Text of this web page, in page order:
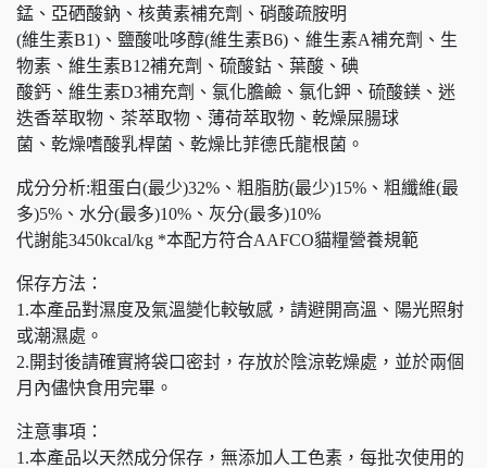
錳、亞硒酸鈉、核黄素補充劑、硝酸疏胺明
(維生素B1)、鹽酸吡哆醇(維生素B6)、維生素A補充劑、生
物素、維生素B12補充劑、硫酸鈷、葉酸、碘
酸鈣、維生素D3補充劑、氯化膽鹼、氯化鉀、硫酸鎂、迷
迭香萃取物、茶萃取物、薄荷萃取物、乾燥屎腸球
菌、乾燥嗜酸乳桿菌、乾燥比菲德氏龍根菌。
成分分析:粗蛋白(最少)32%、粗脂肪(最少)15%、粗纖維(最
多)5%、水分(最多)10%、灰分(最多)10%
代謝能3450kcal/kg *本配方符合AAFCO貓糧營養規範
保存方法：
1.本產品對濕度及氣溫變化較敏感，請避開高溫、陽光照射
或潮濕處。
2.開封後請確實將袋口密封，存放於陰涼乾燥處，並於兩個
月內儘快食用完畢。
注意事項：
1.本產品以天然成分保存，無添加人工色素，每批次使用的